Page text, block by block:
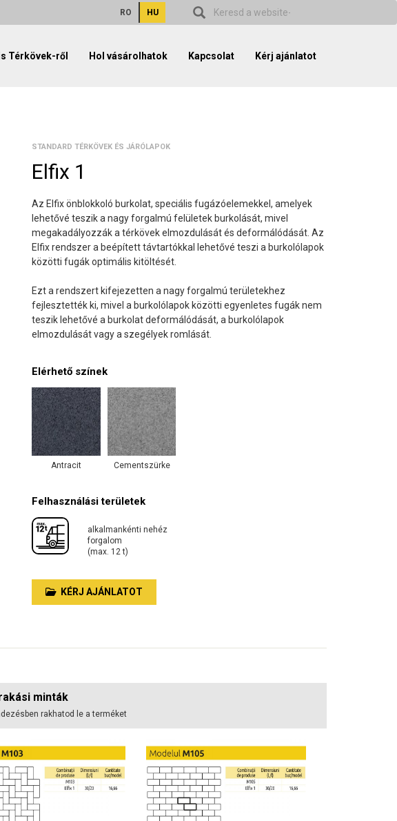
RO HU
Térkövek-ről Hol vásárolhatok Kapcsolat Kérj ajánlatot
STANDARD TÉRKÖVEK ÉS JÁRÓLAPOK
Elfix 1
Az Elfix önblokkoló burkolat, speciális fugázóelemekkel, amelyek
lehetővé teszik a nagy forgalmú felületek burkolását, mivel
megakadályozzák a térkövek elmozdulását és deformálódását. Az
Elfix rendszer a beépített távtartókkal lehetővé teszi a burkolólapok
közötti fugák optimális kitöltését.
Ezt a rendszert kifejezetten a nagy forgalmú területekhez
fejlesztették ki, mivel a burkolólapok közötti egyenletes fugák nem
teszik lehetővé a burkolat deformálódását, a burkolólapok
elmozdulását vagy a szegélyek romlását.
Elérhető színek
Antracit Cementszürke
Felhasználási területek
alkalmankénti nehéz
forgalom
(max. 12 t)
KÉRJ AJÁNLATOT
minták
rakhatod le a terméket